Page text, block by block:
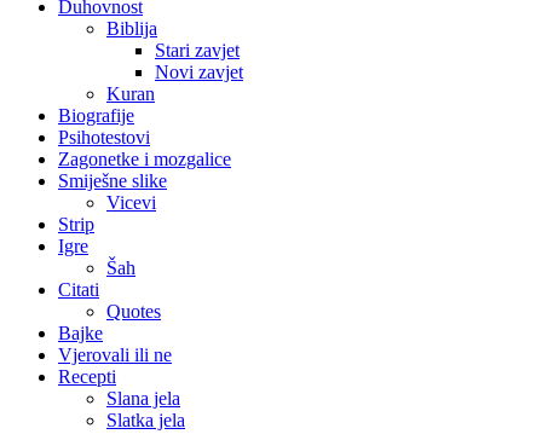
Duhovnost
Biblija
Stari zavjet
Novi zavjet
Kuran
Biografije
Psihotestovi
Zagonetke i mozgalice
Smiješne slike
Vicevi
Strip
Igre
Šah
Citati
Quotes
Bajke
Vjerovali ili ne
Recepti
Slana jela
Slatka jela